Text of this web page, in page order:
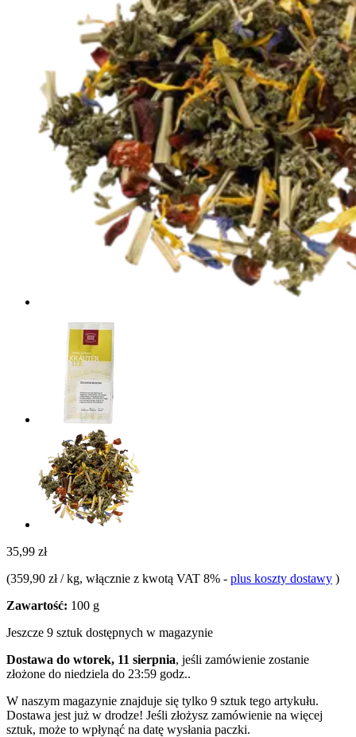
35,99 zł
(359,90 zł / kg, włącznie z kwotą VAT 8% - plus koszty dostawy )
Zawartość: 100 g
Jeszcze 9 sztuk dostępnych w magazynie
Dostawa do wtorek, 11 sierpnia, jeśli zamówienie zostanie
złożone do niedziela do 23:59 godz..
W naszym magazynie znajduje się tylko 9 sztuk tego artykułu.
Dostawa jest już w drodze! Jeśli złożysz zamówienie na więcej
sztuk, może to wpłynąć na datę wysłania paczki.